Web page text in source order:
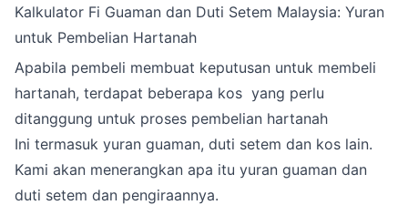
Kalkulator Fi Guaman dan Duti Setem Malaysia: Yuran
untuk Pembelian Hartanah
Apabila pembeli membuat keputusan untuk membeli
hartanah, terdapat beberapa kos yang perlu
ditanggung untuk proses pembelian hartanah
Ini termasuk yuran guaman, duti setem dan kos lain.
Kami akan menerangkan apa itu yuran guaman dan
duti setem dan pengiraannya.